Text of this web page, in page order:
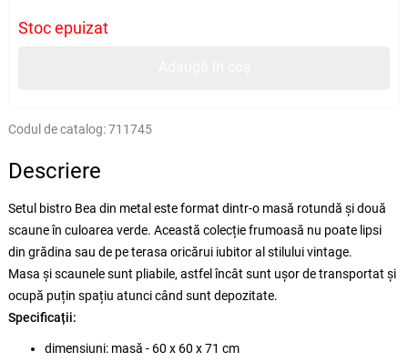
Stoc epuizat
Codul de catalog:711745
Descriere
Setul bistro Bea din metal este format dintr-o masă rotundă și două
scaune în culoarea verde. Această colecție frumoasă nu poate lipsi
din grădina sau de pe terasa oricărui iubitor al stilului vintage.
Masa și scaunele sunt pliabile, astfel încât sunt ușor de transportat și
ocupă puțin spațiu atunci când sunt depozitate.
Specificații:
dimensiuni: masă - 60 x 60 x 71 cm